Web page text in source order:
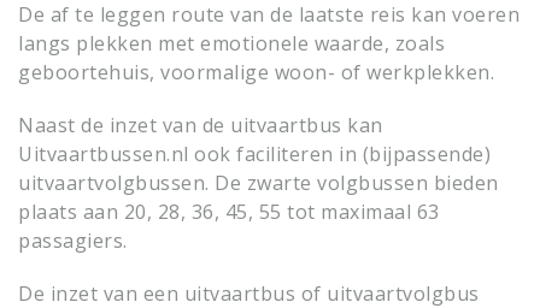
De af te leggen route van de laatste reis kan voeren
langs plekken met emotionele waarde, zoals
geboortehuis, voormalige woon- of werkplekken.
Naast de inzet van de uitvaartbus kan
Uitvaartbussen.nl ook faciliteren in (bijpassende)
uitvaartvolgbussen. De zwarte volgbussen bieden
plaats aan 20, 28, 36, 45, 55 tot maximaal 63
passagiers.
De inzet van een uitvaartbus of uitvaartvolgbus